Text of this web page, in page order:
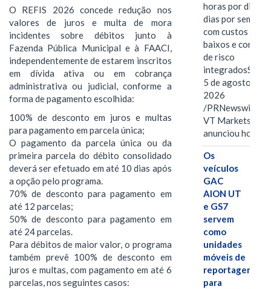
O REFIS 2026 concede redução nos
valores de juros e multa de mora
incidentes sobre débitos junto à
Fazenda Pública Municipal e à FAACI,
independentemente de estarem inscritos
em dívida ativa ou em cobrança
administrativa ou judicial, conforme a
forma de pagamento escolhida:
100% de desconto em juros e multas
para pagamento em parcela única;
O pagamento da parcela única ou da
primeira parcela do débito consolidado
deverá ser efetuado em até 10 dias após
a opção pelo programa.
70% de desconto para pagamento em
até 12 parcelas;
50% de desconto para pagamento em
até 24 parcelas.
Para débitos de maior valor, o programa
também prevê 100% de desconto em
juros e multas, com pagamento em até 6
parcelas, nos seguintes casos:
horas por dia,
dias por semana,
com custos mais
baixos e
de risco
5 de agosto de
2026
/PRNewswire/
VT Markets
anunciou hoje
Os
veículos
GAC
AION UT
e GS7
servem
como
unidades
móveis de
reportagem
para